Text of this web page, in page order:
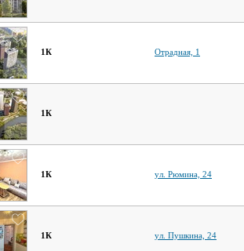
1К Отрадная, 1
1К
1К ул. Рюмина, 24
1К ул. Пушкина, 24